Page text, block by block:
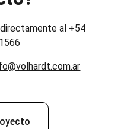
al +54